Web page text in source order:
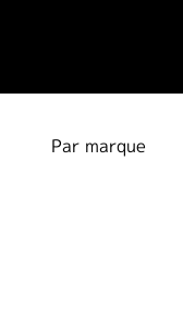
Par marque